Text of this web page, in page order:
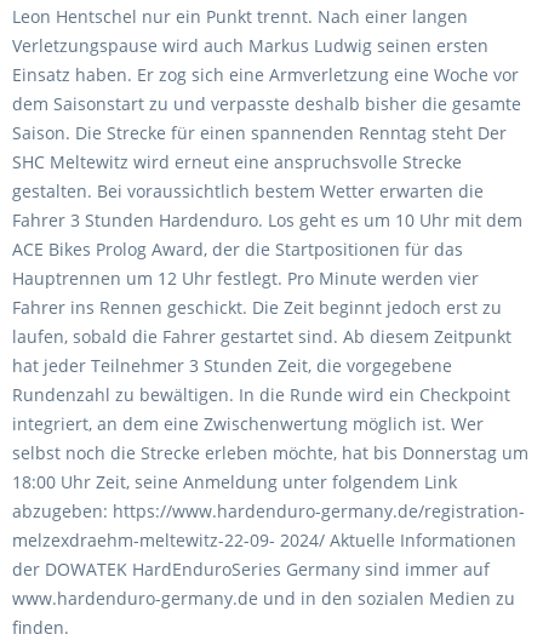
Leon Hentschel nur ein Punkt trennt. Nach einer langen
Verletzungspause wird auch Markus Ludwig seinen ersten
Einsatz haben. Er zog sich eine Armverletzung eine Woche vor
dem Saisonstart zu und verpasste deshalb bisher die gesamte
Saison. Die Strecke für einen spannenden Renntag steht Der
SHC Meltewitz wird erneut eine anspruchsvolle Strecke
gestalten. Bei voraussichtlich bestem Wetter erwarten die
Fahrer 3 Stunden Hardenduro. Los geht es um 10 Uhr mit dem
ACE Bikes Prolog Award, der die Startpositionen für das
Hauptrennen um 12 Uhr festlegt. Pro Minute werden vier
Fahrer ins Rennen geschickt. Die Zeit beginnt jedoch erst zu
laufen, sobald die Fahrer gestartet sind. Ab diesem Zeitpunkt
hat jeder Teilnehmer 3 Stunden Zeit, die vorgegebene
Rundenzahl zu bewältigen. In die Runde wird ein Checkpoint
integriert, an dem eine Zwischenwertung möglich ist. Wer
selbst noch die Strecke erleben möchte, hat bis Donnerstag um
18:00 Uhr Zeit, seine Anmeldung unter folgendem Link
abzugeben: https://www.hardenduro-germany.de/registration-
melzexdraehm-meltewitz-22-09- 2024/ Aktuelle Informationen
der DOWATEK HardEnduroSeries Germany sind immer auf
www.hardenduro-germany.de und in den sozialen Medien zu
finden.